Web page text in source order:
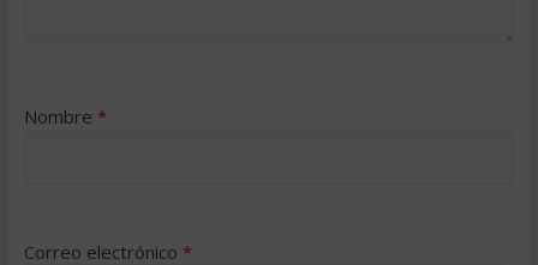
Nombre *
Correo electrónico *